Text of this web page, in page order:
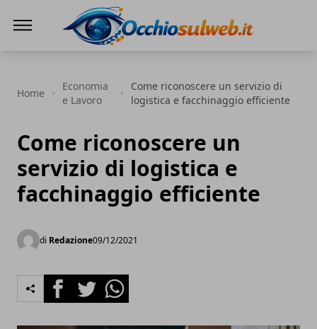
Home
Economia
e Lavoro
Come riconoscere un servizio di
logistica e facchinaggio efficiente
Come riconoscere un
servizio di logistica e
facchinaggio efficiente
di Redazione09/12/2021
FacebookTwitterWhatsapp